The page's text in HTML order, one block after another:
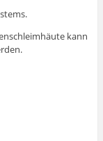
kann